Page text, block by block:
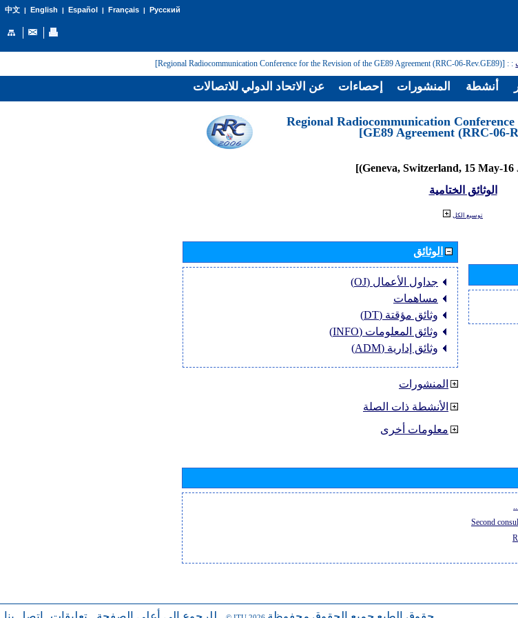
中文| English | Español | Français| Русский
:
: [Regional Radiocommunication Conference for the Revision of the GE89 Agreement (RRC-06-Rev.GE89)]
[Regional Radiocommunication
GE89 Agreement (RRC-06-
الوثائق الختامية
توسيع الكل
الوثائق
جداول الأعمال (OJ)
مساهمات
وثائق مؤقتة (DT)
وثائق المعلومات (INFO)
وثائق إدارية (ADM)
المنشورات
الأنشطة ذات الصلة
معلومات أخرى
Second
عن الاتحاد الدولي للاتصالات إحصاءات المنشورات أنشطة